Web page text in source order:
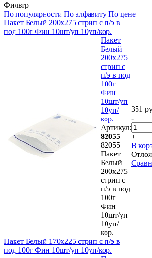
Фильтр
По популярности По алфавиту По цене
Пакет Белый 200х275 стрип с п/э в
под 100г Фин 10шт/уп 10уп/кор.
Пакет
Белый
200х275
стрип с
п/э в под
100г
Фин
10шт/уп
10уп/
кор.
Артикул:
82055
82055
Пакет
Белый
200х275
стрип с
п/э в под
100г
Фин
10шт/уп
10уп/
кор.
351
-
+
В
Пакет Белый 170х225 стрип с п/э в
под 100г Фин 10шт/уп 10уп/кор.